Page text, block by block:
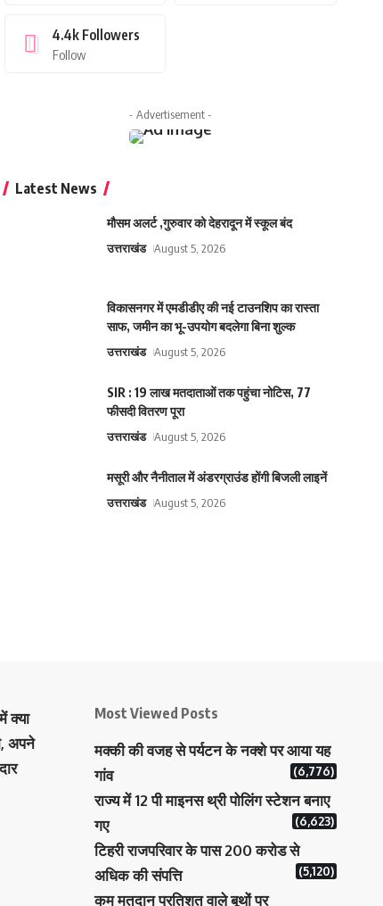
4.4k Followers
Follow
- Advertisement -
Latest News
मौसम अलर्ट ,गुरुवार को देहरादून में स्कूल बंद
उत्तराखंड August 5, 2026
विकासनगर में एमडीडीए की नई टाउनशिप का रास्ता
साफ, जमीन का भू-उपयोग बदलेगा बिना शुल्क
उत्तराखंड August 5, 2026
SIR : 19 लाख मतदाताओं तक पहुंचा नोटिस, 77
फीसदी वितरण पूरा
उत्तराखंड August 5, 2026
मसूरी और नैनीताल में अंडरग्राउंड होंगी बिजली लाइनें
उत्तराखंड August 5, 2026
क्या
अपने
Most Viewed Posts
मक्‍की की वजह से पर्यटन के नक्‍शे पर आया यह
गांव
(6,776)
राज्य में 12 पी माइनस थ्री पोलिंग स्टेशन बनाए
गए
(6,623)
टिहरी राजपरिवार के पास 200 करोड से
अधिक की संपत्ति
(5,120)
कम मतदान प्रतिशत वाले बूथों पर